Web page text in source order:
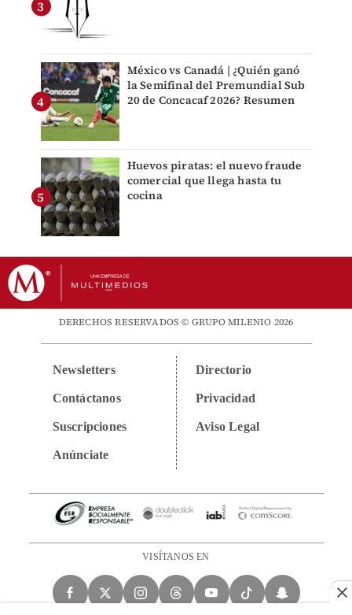
México vs Canadá | ¿Quién ganó
la Semifinal del Premundial Sub
20 de Concacaf 2026? Resumen
Huevos piratas: el nuevo fraude
comercial que llega hasta tu
cocina
DERECHOS RESERVADOS © GRUPO MILENIO 2026
Newsletters
Contáctanos
Suscripciones
Anúnciate
Directorio
Privacidad
Aviso Legal
VISÍTANOS EN